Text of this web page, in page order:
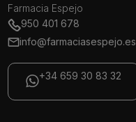
Farmacia Espejo
950 401 678
info@farmaciasespejo.es
+34 659 30 83 32